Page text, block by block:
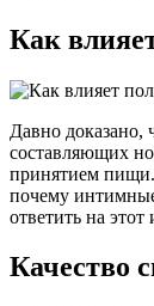
Как
Давно доказано,
составляющих
принятием пищи.
почему
ответить на
Качество